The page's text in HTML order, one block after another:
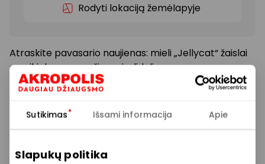
Sutikimas Išsami informacija Apie
Slapukų politika
Rodyti lokaciją žemėlapyje
Atraskite pavasario naujienas: mieli „Jellycat“ žaislai
– puiki dovana mažiems ir dideliems.
veikiančios parduotuvės ir paslaugų teikėjai
savarankiškai nustato taikomas nuolaidas, jų
dydžius bei kitas aktualias sąlygas.